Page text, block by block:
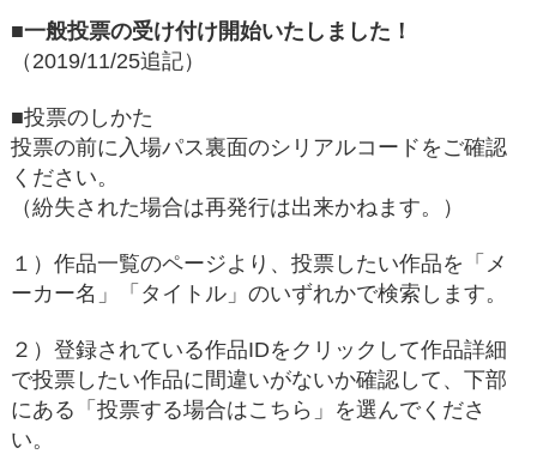
■一般投票の受け付け開始いたしました！
（2019/11/25追記）
■投票のしかた
投票の前に入場パス裏面のシリアルコードをご確認
ください。
（紛失された場合は再発行は出来かねます。）
１）作品一覧のページより、投票したい作品を「メ
ーカー名」「タイトル」のいずれかで検索します。
２）登録されている作品IDをクリックして作品詳細
で投票したい作品に間違いがないか確認して、下部
にある「投票する場合はこちら」を選んでくださ
い。